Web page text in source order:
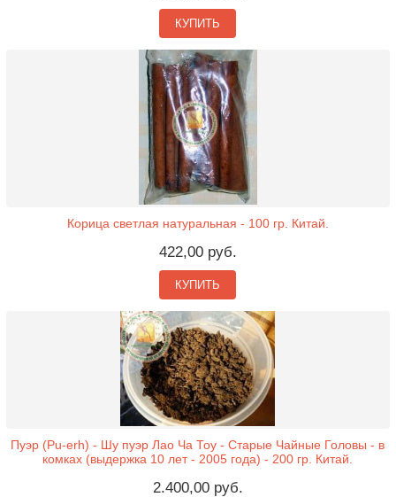
КУПИТЬ
Корица светлая натуральная - 100 гр. Китай.
422,00 руб.
КУПИТЬ
Пуэр (Pu-erh) - Шу пуэр Лао Ча Тоу - Старые Чайные Головы - в
комках (выдержка 10 лет - 2005 года) - 200 гр. Китай.
2.400,00 руб.